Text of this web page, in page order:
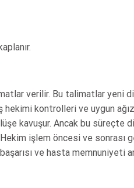
verilir. Bu talimatlar yeni
kontrolleri ve uygun
kavuşur. Ancak bu süreçte
işlem öncesi ve sonrası
ve hasta memnuniyeti